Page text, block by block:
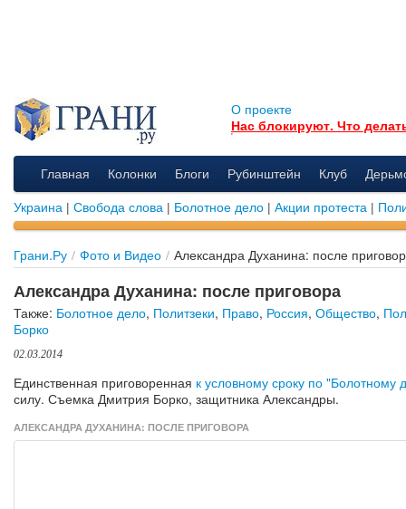
О проекте
Нас блокируют. Что
Главная Колонки Блоги Рубинштейн Клуб
Украина | Свобода слова | Болотное дело | Акции протеста |
Грани.Ру / Фото и Видео / Александра Духанина: после
Александра Духанина: после приговора
Также: Болотное дело, Политзеки, Право, Россия, Общество,
Борко
02.03.2014
Единственная приговоренная к условному сроку по "Болотному
силу. Съемка Дмитрия Борко, защитника Александры.
АЛЕКСАНДРА ДУХАНИНА: ПОСЛЕ ПРИГОВОРА